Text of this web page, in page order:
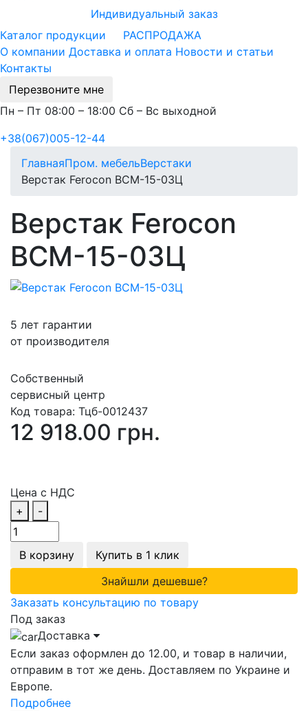
Индивидуальный заказ
Каталог продукции
РАСПРОДАЖА
О компании Доставка и оплата Новости и статьи
Контакты
Перезвоните мне
Пн – Пт 08:00 – 18:00 Сб – Вс выходной
+38(067)005-12-44
ГлавнаяПром. мебельВерстаки
Верстак Ferocon ВСМ-15-03Ц
Верстак Ferocon
ВСМ-15-03Ц
5 лет гарантии
от производителя
Собственный
сервисный центр
Код товара: Тцб-0012437
12 918.00 грн.
Цена с НДС
+
-
В корзину
Купить в 1 клик
Знайшли дешевше?
Заказать консультацию по товару
Под заказ
Доставка
Если заказ оформлен до 12.00, и товар в наличии,
отправим в тот же день. Доставляем по Украине и
Европе.
Подробнее